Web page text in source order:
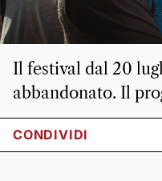
Il festival dal 20
abbandonato. Il
CONDIVIDI